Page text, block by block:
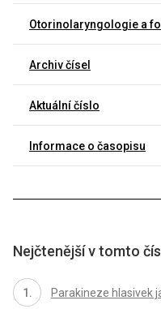
Otorinolaryngologie a
Archiv čísel
Aktuální číslo
Informace o časopisu
Nejčtenější v tomto
Parakineze hlasivek